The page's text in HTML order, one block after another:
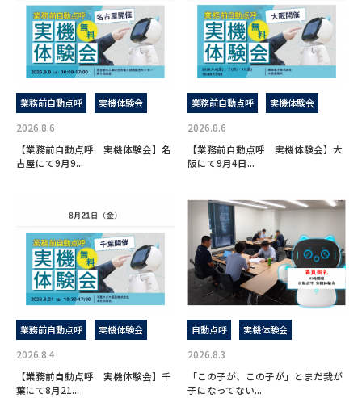
業務前自動点呼 実機体験会
2026.8.6
【業務前自動点呼 実機体験会】名
古屋にて9月9...
業務前自動点呼 実機体験会
2026.8.6
【業務前自動点呼 実機体験会】大
阪にて9月4日...
業務前自動点呼 実機体験会
2026.8.4
【業務前自動点呼 実機体験会】千
葉にて8月21...
自動点呼 実機体験会
2026.8.3
「この子が、この子が」とまだ我が
子になってない...